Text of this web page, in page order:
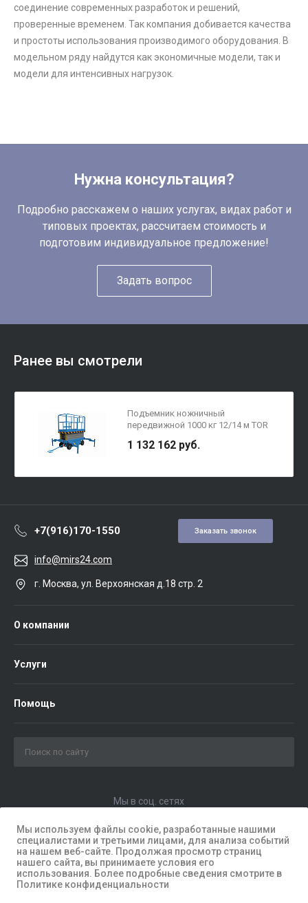
Мы используем файлы cookie, разработанные нашими
специалистами и третьими лицами, для анализа событий
на нашем веб-сайте. Продолжая просмотр страниц
нашего сайта, вы принимаете условия его
использования. Более подробные сведения смотрите в
Политике конфиденциальности
соединение современных разработок и решений,
проверенные временем. Так компания добивается качества
и простоты использования производимого оборудования. В
модельном ряду найдутся как экономичные модели, так и
модели для интенсивных нагрузок.
Нужна консультация?
Подробно расскажем о наших услугах, видах работ и
типовых проектах, рассчитаем стоимость и
подготовим индивидуальное предложение!
Задать вопрос
Ранее вы смотрели
Подъемник ножничный
передвижной 1000 кг 12/14 м TOR
аккумуляторный (Y)
1 132 162 руб.
+7(916)170-1550 Заказать звонок
info@mirs24.com
г. Москва, ул. Верхоянская д.18 стр. 2
О компании
Услуги
Помощь
Мы в соц. сетях